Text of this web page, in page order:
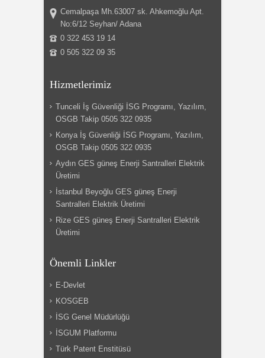
Cemalpaşa Mh.63007 sk. Ahkemoğlu Apt.
No:6/12 Seyhan/ Adana
0 322 453 19 14
0 505 322 09 35
Hizmetlerimiz
Tunceli İş Güvenliği İSG Programı, Yazılım,
OSGB Takip 0505 322 0935
Konya İş Güvenliği İSG Programı, Yazılım,
OSGB Takip 0505 322 0935
Aydın GES güneş Enerji Santralleri Elektrik
Üretimi
İstanbul Beyoğlu GES güneş Enerji
Santralleri Elektrik Üretimi
Rize GES güneş Enerji Santralleri Elektrik
Üretimi
Önemli Linkler
E-Devlet
KOSGEB
İSG Genel Müdürlüğü
İSGUM Platformu
Türk Patent Enstitüsü